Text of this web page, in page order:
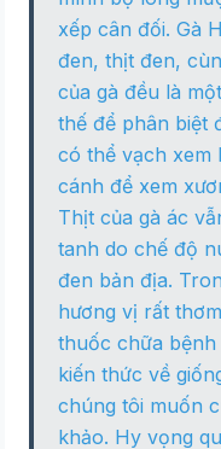
xếp cân đối. Gà
đen, thịt đen,
của gà đều là
thế để phân biệt
có thể vạch xem
cánh để xem
Thịt của gà ác
tanh do chế độ
đen bản địa.
hương vị rất
thuốc chữa
kiến thức về
chúng tôi muốn
khảo. Hy vọng